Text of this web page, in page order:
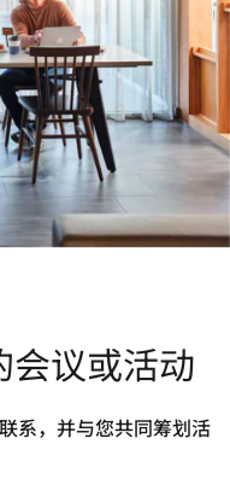
会议或活动
系，并与您共同筹划活